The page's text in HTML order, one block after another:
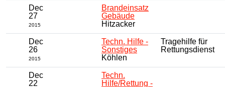
Dec
27
2015
Brandeinsatz
Gebäude
Hitzacker
Dec
26
2015
Techn. Hilfe -
Sonstiges
Köhlen
Tragehilfe für
Rettungsdienst
Dec
22
Techn.
Hilfe/Rettung -